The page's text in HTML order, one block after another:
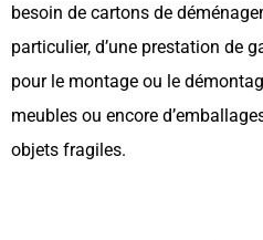
besoin de cartons de
particulier, d’une prestation de
pour le montage ou le
meubles ou encore
objets fragiles.